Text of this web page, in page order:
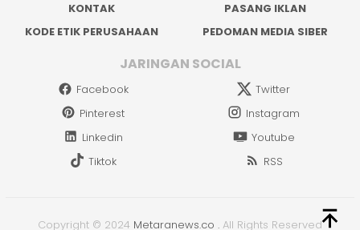
KONTAK
PASANG IKLAN
KODE ETIK PERUSAHAAN
PEDOMAN MEDIA SIBER
JARINGAN SOCIAL
Facebook
Twitter
Pinterest
Instagram
Linkedin
Youtube
Tiktok
RSS
Copyright © 2024 Metaranews.co . All Rights Reserved